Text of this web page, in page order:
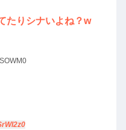
たりシナいよね？w